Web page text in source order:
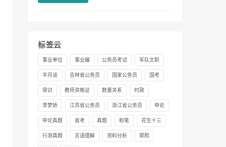
标签云
事业单位 事业编 公务员考试 军队文职
半月谈 吉林省公务员 国家公务员 国考
常识 教师资格证 数量关系 时政
李梦娇 江苏省公务员 浙江省公务员 申论
申论真题 省考 真题 粉笔 花生十三
行测真题 言语理解 资料分析 郭熙